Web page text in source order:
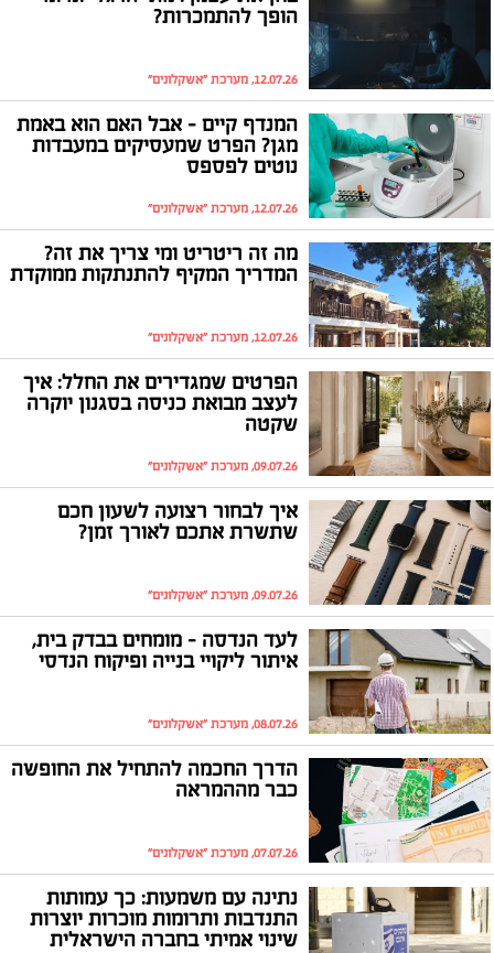
הופך להתמכרות?
12.07.26, מערכת "אשקלונים"
המנדף קיים - אבל האם הוא באמת
מגן? הפרט שמעסיקים במעבדות
נוטים לפספס
12.07.26, מערכת "אשקלונים"
מה זה ריטריט ומי צריך את זה?
המדריך המקיף להתנתקות ממוקדת
12.07.26, מערכת "אשקלונים"
הפרטים שמגדירים את החלל: איך
לעצב מבואת כניסה בסגנון יוקרה
שקטה
09.07.26, מערכת "אשקלונים"
איך לבחור רצועה לשעון חכם
שתשרת אתכם לאורך זמן?
09.07.26, מערכת "אשקלונים"
לעד הנדסה – מומחים בבדק בית,
איתור ליקויי בנייה ופיקוח הנדסי
08.07.26, מערכת "אשקלונים"
הדרך החכמה להתחיל את החופשה
כבר מההמראה
07.07.26, מערכת "אשקלונים"
נתינה עם משמעות: כך עמותות
התנדבות ותרומות מוכרות יוצרות
שינוי אמיתי בחברה הישראלית